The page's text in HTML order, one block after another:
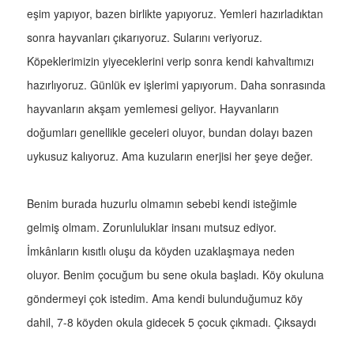
eşim yapıyor, bazen birlikte yapıyoruz. Yemleri hazırladıktan
sonra hayvanları çıkarıyoruz. Sularını veriyoruz.
Köpeklerimizin yiyeceklerini verip sonra kendi kahvaltımızı
hazırlıyoruz. Günlük ev işlerimi yapıyorum. Daha sonrasında
hayvanların akşam yemlemesi geliyor. Hayvanların
doğumları genellikle geceleri oluyor, bundan dolayı bazen
uykusuz kalıyoruz. Ama kuzuların enerjisi her şeye değer.
Benim burada huzurlu olmamın sebebi kendi isteğimle
gelmiş olmam. Zorunluluklar insanı mutsuz ediyor.
İmkânların kısıtlı oluşu da köyden uzaklaşmaya neden
oluyor. Benim çocuğum bu sene okula başladı. Köy okuluna
göndermeyi çok istedim. Ama kendi bulunduğumuz köy
dahil, 7-8 köyden okula gidecek 5 çocuk çıkmadı. Çıksaydı